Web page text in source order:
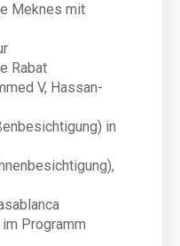
Meknes mit
Rabat
V, Hassan-
in
Programm